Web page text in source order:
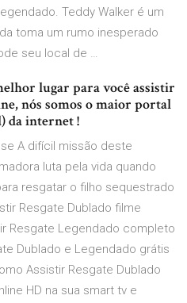
Teddy Walker é um
toma um rumo inesperado
seu local de …
lugar para você assistir
nós somos o maior portal
da internet !
A difícil missão deste
luta pela vida quando
resgatar o filho sequestrado
Resgate Dublado filme
Resgate Legendado completo
Dublado e Legendado grátis
Assistir Resgate Dublado
HD na sua smart tv e